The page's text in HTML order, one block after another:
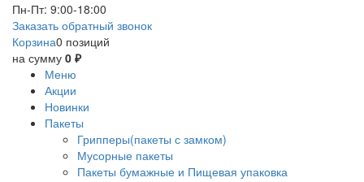
Пн-Пт: 9:00-18:00
Заказать обратный звонок
Корзина0 позиций
на сумму 0 ₽
Меню
Акции
Новинки
Пакеты
Грипперы(пакеты с замком)
Мусорные пакеты
Пакеты бумажные и Пищевая упаковка